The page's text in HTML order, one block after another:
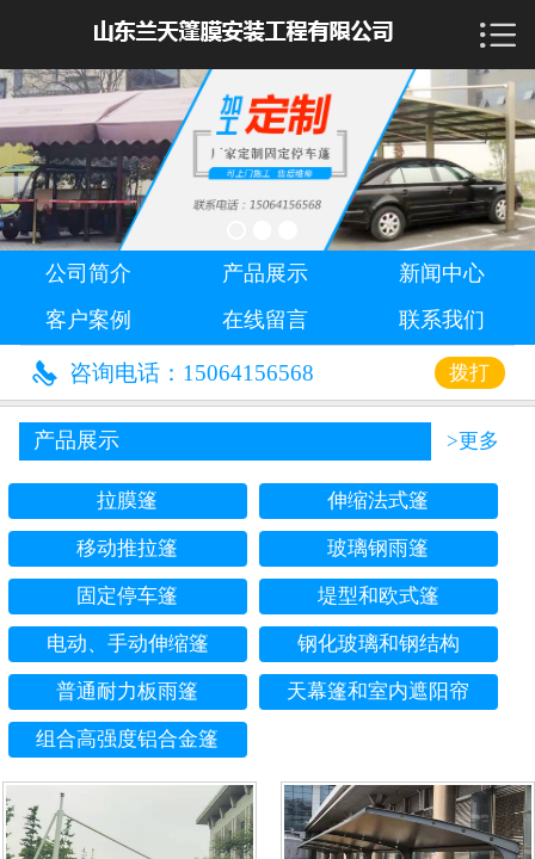
 首页
公司简介
产品展示
新闻中心
客户案例
在线留言

公司简介 产品展示
新闻中心
客户案例
在线留言 联系我们
 咨询电话：15064156568 拨打
产品展示 >更多
拉膜篷 伸缩法式篷
移动推拉篷 玻璃钢雨篷
固定停车篷 堤型和欧式篷
电动、手动伸缩篷 钢化玻璃和钢结构
普通耐力板雨篷 天幕篷和室内遮阳帘
组合高强度铝合金篷